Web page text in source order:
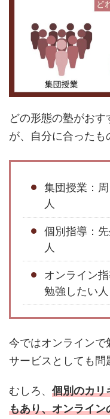
どの形態の塾がお
が、自分に合ったも
集団授業：
人
個別指導：
人
オンライン
勉強したい人
今ではオンラインで
サービスとしても問
むしろ、 個別のカリ
もあり、オンライ